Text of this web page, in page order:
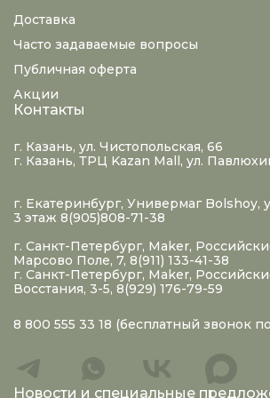
Доставка
Часто задаваемые вопросы
Публичная оферта
Акции
Контакты
г. Казань, ул. Чистопольская, 66
г. Казань, ТРЦ Kazan Mall, ул.
г. Екатеринбург, Универмаг Bolshoy,
3 этаж 8(905)808-71-38
г. Санкт-Петербург, Maker,
Марсово Поле, 7, 8(911) 133-41-38
г. Санкт-Петербург, Maker,
Восстания, 3-5, 8(929) 176-79-59
8 800 555 33 18 (бесплатный звонок
Новости и специальные